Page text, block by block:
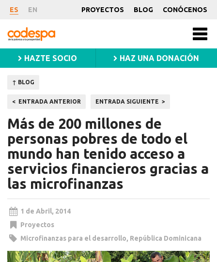
Noticia
ES EN PROYECTOS BLOG CONÓCENOS
CODESPA
HAZTE SOCIO HAZ UNA DONACIÓN
↑ BLOG
Navegación
de
entradas
ENTRADA ANTERIOR ENTRADA SIGUIENTE
Más de 200 millones de
personas pobres de todo el
mundo han tenido acceso a
servicios financieros gracias a
las microfinanzas
1 de Abril, 2014
Proyectos
Microfinanzas para el desarrollo, República Dominicana